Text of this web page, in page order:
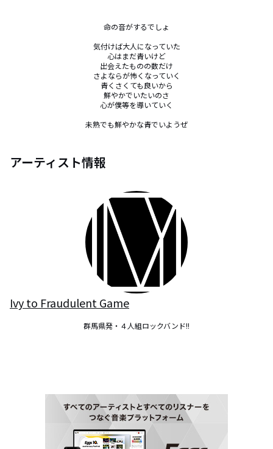
命の音がするでしょ
気付けば大人になっていた
心はまだ青いけど
出会えたものの数だけ
さよならが怖くなっていく
青くさくても良いから
鮮やかでいたいのさ
心が僕等を導いていく
未熟でも鮮やかな青でいようぜ
アーティスト情報
Ivy to Fraudulent Game
群馬県発・４人組ロックバンド!!